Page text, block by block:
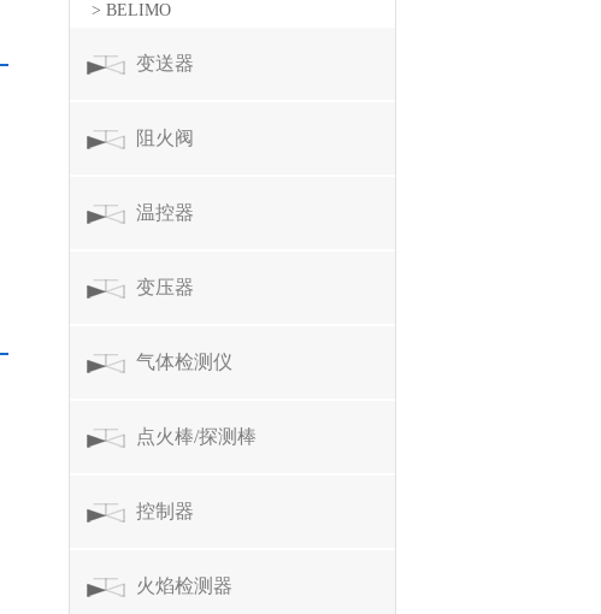
> BELIMO
变送器
阻火阀
温控器
变压器
气体检测仪
点火棒/探测棒
控制器
火焰检测器